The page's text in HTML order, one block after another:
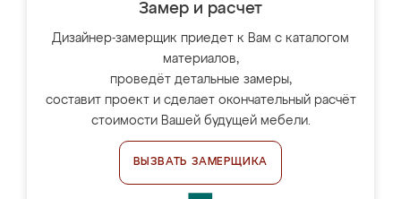
Замер и расчет
Дизайнер-замерщик приедет к Вам с каталогом
материалов,
проведёт детальные замеры,
составит проект и сделает окончательный расчёт
стоимости Вашей будущей мебели.
ВЫЗВАТЬ ЗАМЕРЩИКА